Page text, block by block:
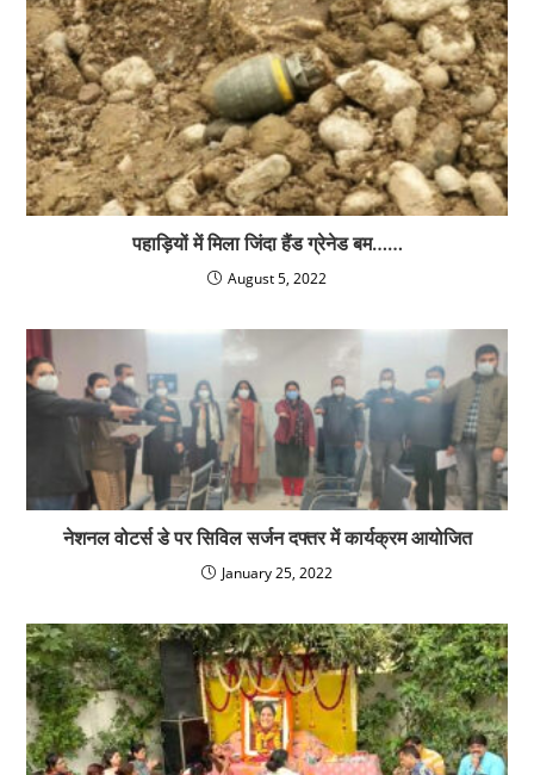
पहाड़ियों में मिला जिंदा हैंड ग्रेनेड बम……
August 5, 2022
नेशनल वोटर्स डे पर सिविल सर्जन दफ्तर में कार्यक्रम आयोजित
January 25, 2022